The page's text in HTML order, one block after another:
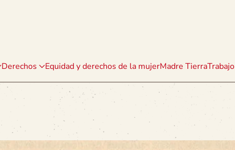
Derechos Equidad y derechos de la mujerMadre TierraTrabajo